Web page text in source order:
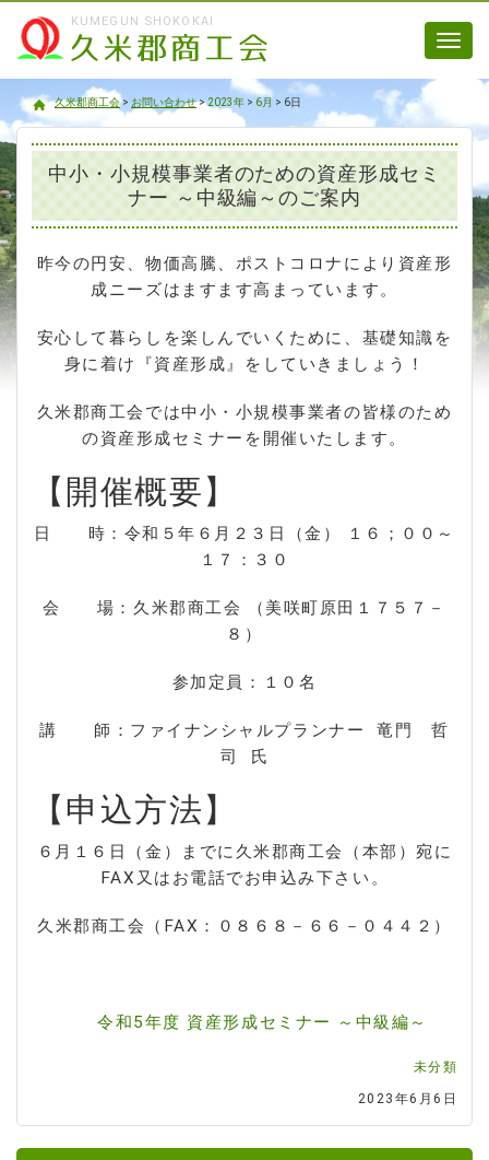
KUMEGUN SHOKOKAI
久米郡商工会
久米郡商工会> お問い合わせ>2023年 > 6月 > 6日
中小・小規模事業者のための資産形成セミ
ナー ～中級編～のご案内
昨今の円安、物価高騰、ポストコロナにより資産形
成ニーズはますます高まっています。
安心して暮らしを楽しんでいくために、基礎知識を
身に着け『資産形成』をしていきましょう！
久米郡商工会では中小・小規模事業者の皆様のため
の資産形成セミナーを開催いたします。
【開催概要】
日 時：令和５年６月２３日（金） １６；００～
１７：３０
会 場：久米郡商工会 （美咲町原田１７５７－
８）
参加定員：１０名
講 師：ファイナンシャルプランナー 竜門 哲
司 氏
【申込方法】
６月１６日（金）までに久米郡商工会（本部）宛に
FAX又はお電話でお申込み下さい。
久米郡商工会（FAX：０８６８－６６－０４４２）
令和5年度 資産形成セミナー ～中級編～
未分類
2023年6月6日